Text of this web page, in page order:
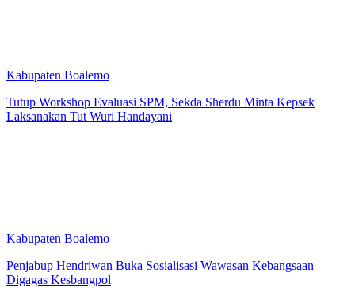
Kabupaten Boalemo
Tutup Workshop Evaluasi SPM, Sekda Sherdu Minta Kepsek
Laksanakan Tut Wuri Handayani
Kabupaten Boalemo
Penjabup Hendriwan Buka Sosialisasi Wawasan Kebangsaan
Digagas Kesbangpol